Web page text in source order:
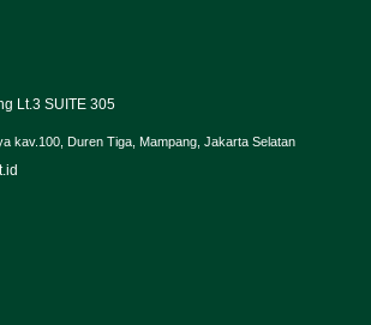
Lt.3 SUITE 305
kav.100, Duren Tiga, Mampang, Jakarta Selatan